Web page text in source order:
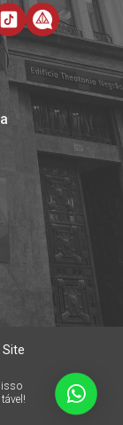
Site